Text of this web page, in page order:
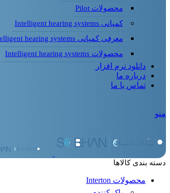
محصولات Pilot
کمپانی Intelligent hearing systems
معرفی کمپانی Intelligent hearing systems
محصولات Intelligent hearing systems
دانلود نرم افزار
درباره ما
تماس با ما
منو
دسته بندی کالاها
محصولات Interton